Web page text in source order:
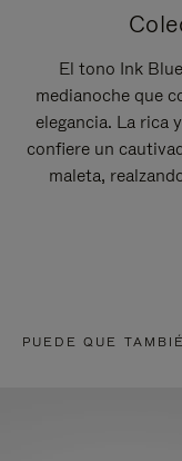
El tono Ink
medianoche que
elegancia. La rica
confiere un
maleta,
PUEDE QUE